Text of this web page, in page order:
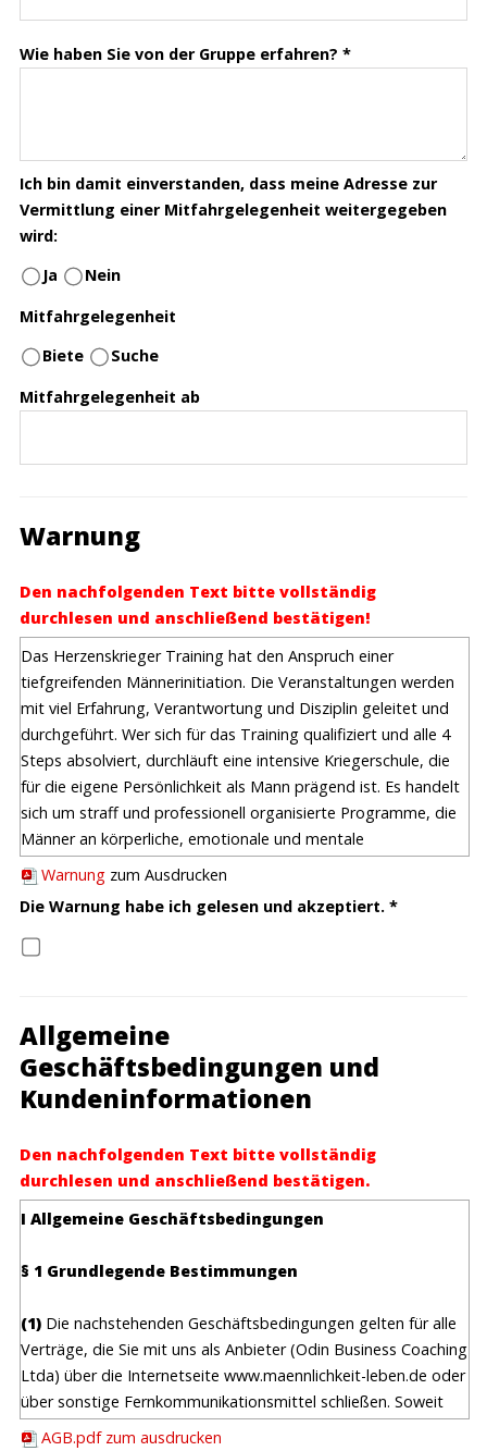
Wie haben Sie von der Gruppe erfahren? *
Ich bin damit einverstanden, dass meine Adresse zur
Vermittlung einer Mitfahrgelegenheit weitergegeben
wird:
Ja
Nein
Mitfahrgelegenheit
Biete
Suche
Mitfahrgelegenheit ab
Warnung
Den nachfolgenden Text bitte vollständig
durchlesen und anschließend bestätigen!
Das Herzenskrieger Training hat den Anspruch einer
tiefgreifenden Männerinitiation. Die Veranstaltungen werden
mit viel Erfahrung, Verantwortung und Disziplin geleitet und
durchgeführt. Wer sich für das Training qualifiziert und alle 4
Steps absolviert, durchläuft eine intensive Kriegerschule, die
für die eigene Persönlichkeit als Mann prägend ist. Es handelt
sich um straff und professionell organisierte Programme, die
Männer an körperliche, emotionale und mentale
Grenzerfahrungen heranführen. In jedem einzelnen Step des
Trainings gibt es themenspezifische Herausforderungen, die
Aggression, Durchhaltekraft, Disziplin, Mut und Männlichkeit
stärken. Die Initiationen in bestimmte Aspekte von
setzt hohe Motivation, Durchhaltevermögen, körperliche
Fitness (Anforderungen Sporttest der Bundespolizei
01.01.2010) und psychische Stabilität voraus. Erwartet wird
von den Teilnehmern die 100%ige Einhaltung folgender
Bewerbung im Vorfeld:
Ordentlich ausgefüllte Anmeldung und Persönlichkeitsprofil
und pünktliche Zahlung
leben“
Pünktlichkeit (bei der Anreise und den einzelnen Sessions im
Seminar)
Komplette Teilnahme an allen Teilen des Seminars bis zum
Ende
Komplettes Mitbringen der Dinge auf der Mitbringliste in der
Warnung zum Ausdrucken
Die Warnung habe ich gelesen und akzeptiert. *
Allgemeine
Geschäftsbedingungen und
Kundeninformationen
Den nachfolgenden Text bitte vollständig
durchlesen und anschließend bestätigen.
I Allgemeine Geschäftsbedingungen
§ 1 Grundlegende Bestimmungen
(1) Die nachstehenden Geschäftsbedingungen gelten für alle
Verträge, die Sie mit uns als Anbieter (Odin Business Coaching
Ltda) über die Internetseite www.maennlichkeit-leben.de oder
über sonstige Fernkommunikationsmittel schließen. Soweit
nicht anders vereinbart, wird der Einbeziehung gegebenenfalls
AGB.pdf zum ausdrucken